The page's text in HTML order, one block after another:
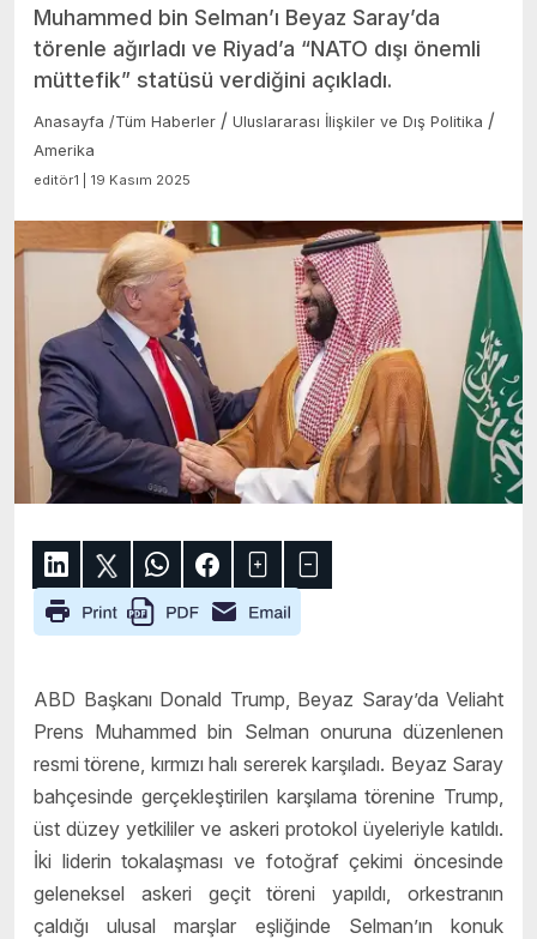
Muhammed bin Selman’ı Beyaz Saray’da
törenle ağırladı ve Riyad’a “NATO dışı önemli
müttefik” statüsü verdiğini açıkladı.
Anasayfa /Tüm Haberler / Uluslararası İlişkiler ve Dış Politika /
Amerika
editör1 | 19 Kasım 2025
ABD Başkanı Donald Trump, Beyaz Saray’da Veliaht
Prens Muhammed bin Selman onuruna düzenlenen
resmi törene, kırmızı halı sererek karşıladı. Beyaz Saray
bahçesinde gerçekleştirilen karşılama törenine Trump,
üst düzey yetkililer ve askeri protokol üyeleriyle katıldı.
İki liderin tokalaşması ve fotoğraf çekimi öncesinde
geleneksel askeri geçit töreni yapıldı, orkestranın
çaldığı ulusal marşlar eşliğinde Selman’ın konuk